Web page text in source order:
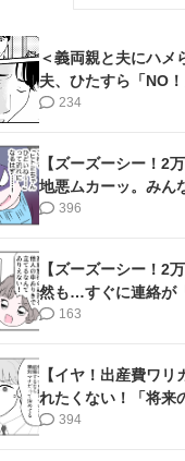
＜義両親と夫にハメ
夫、ひたすら「NO
められ涙【第3話まん
234
【ズーズーシー！2
地悪ムカーッ。みん
第14話＞#4コマ母道
396
【ズーズーシー！2
然も…すぐに連絡が
第15話＞#4コマ母道
163
【イヤ！出産費ワ
れたくない！「将来
＜第9話＞#4コマ母道
394